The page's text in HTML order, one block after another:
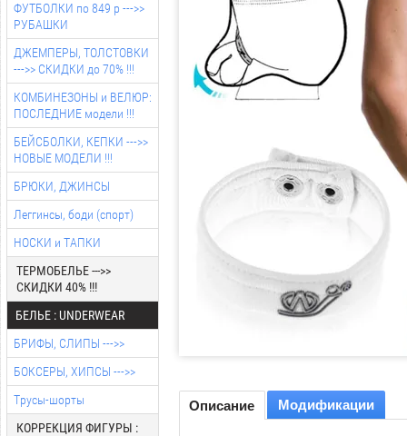
Описание Модификации
ФУТБОЛКИ по 849 р --->>
РУБАШКИ
ДЖЕМПЕРЫ, ТОЛСТОВКИ
--->> СКИДКИ до 70% !!!
КОМБИНЕЗОНЫ и ВЕЛЮР:
ПОСЛЕДНИЕ модели !!!
БЕЙСБОЛКИ, КЕПКИ --->>
НОВЫЕ МОДЕЛИ !!!
БРЮКИ, ДЖИНСЫ
Леггинсы, боди (спорт)
НОСКИ и ТАПКИ
ТЕРМОБЕЛЬЕ --->>
СКИДКИ 40% !!!
БЕЛЬЕ : UNDERWEAR
БРИФЫ, СЛИПЫ --->>
БОКСЕРЫ, ХИПСЫ --->>
Трусы-шорты
КОРРЕКЦИЯ ФИГУРЫ :